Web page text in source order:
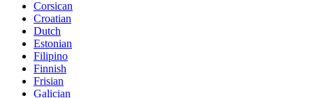
Corsican
Croatian
Dutch
Estonian
Filipino
Finnish
Frisian
Galician